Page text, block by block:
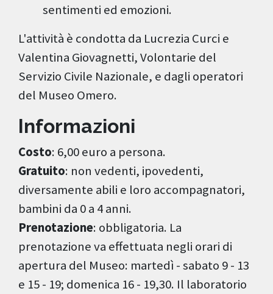
sentimenti ed emozioni.
L'attività è condotta da Lucrezia Curci e
Valentina Giovagnetti, Volontarie del
Servizio Civile Nazionale, e dagli operatori
del Museo Omero.
Informazioni
Costo: 6,00 euro a persona.
Gratuito: non vedenti, ipovedenti,
diversamente abili e loro accompagnatori,
bambini da 0 a 4 anni.
Prenotazione: obbligatoria. La
prenotazione va effettuata negli orari di
apertura del Museo: martedì - sabato 9 - 13
e 15 - 19; domenica 16 - 19,30. Il laboratorio